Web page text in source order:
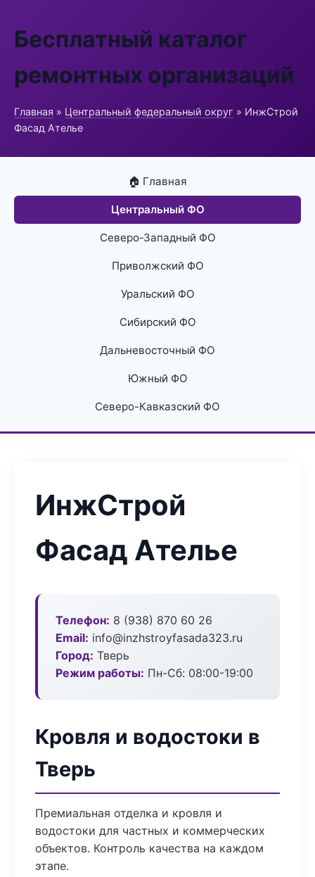
Бесплатный каталог
ремонтных организаций
Главная » Центральный федеральный округ » ИнжСтрой
Фасад Ателье
🏠 Главная
Центральный ФО
Северо-Западный ФО
Приволжский ФО
Уральский ФО
Сибирский ФО
Дальневосточный ФО
Южный ФО
Северо-Кавказский ФО
ИнжСтрой
Фасад Ателье
Телефон: 8 (938) 870 60 26
Email: info@inzhstroyfasada323.ru
Город: Тверь
Режим работы: Пн-Сб: 08:00-19:00
Кровля и водостоки в
Тверь
Премиальная отделка и кровля и
водостоки для частных и коммерческих
объектов. Контроль качества на каждом
этапе.